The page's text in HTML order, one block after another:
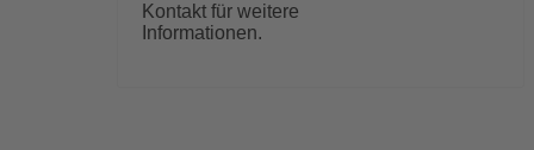
Kontakt für weitere
Informationen.